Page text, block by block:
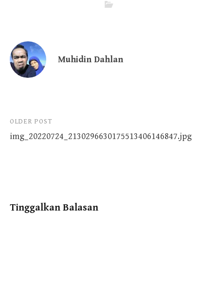
Muhidin Dahlan
Post
navigation
OLDER POST
img_20220724_2130296630175513406146847.jpg
Tinggalkan Balasan